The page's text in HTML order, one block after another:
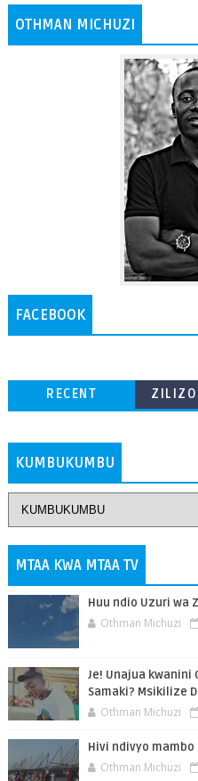
OTHMAN MICHUZI
FACEBOOK
RECENT
KUMBUKUMBU
MTAA KWA MTAA TV
Huu ndio Uzuri wa
Othman Michuzi
Je! Unajua kwanini
Samaki? Msikilize
Othman Michuzi
Hivi ndivyo
Othman Michuzi